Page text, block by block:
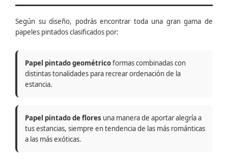
Según su diseño, podrás encontrar toda una gran gama de
papeles pintados clasificados por:
Papel pintado geométricoformas combinadas con
distintas tonalidades para recrear ordenación de la
estancia.
Papel pintado de flores una manera de aportar alegría a
tus estancias, siempre en tendencia de las más románticas
a las más exóticas.